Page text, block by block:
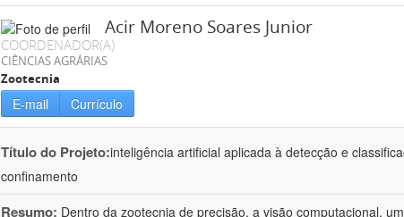
Acir Moreno Soares Junior
COORDENADOR(A)
CIÊNCIAS AGRÁRIAS
Zootecnia
E-mail Currículo
Título do Projeto:inteligência artificial aplicada à detecção e
confinamento
Resumo: Dentro da zootecnia de precisão, a visão computacional,